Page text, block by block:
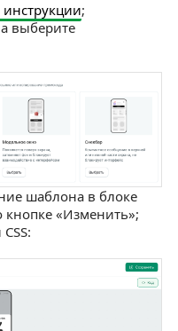
инструкции;
выберите
шаблона в блоке
«Изменить»;